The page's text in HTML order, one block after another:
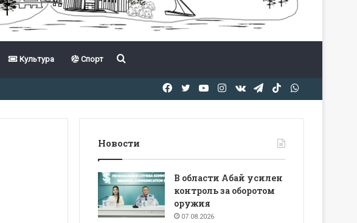
Культура Спорт Іздеу
TikTok
Telegram
vk.com
Instagram
YouTube
Twitter
Facebook
Новости
В области Абай усилен
контроль за оборотом
оружия
07.08.2026